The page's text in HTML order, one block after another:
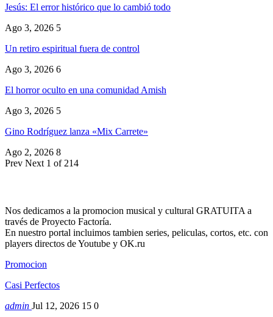
Jesús: El error histórico que lo cambió todo
Ago 3, 2026 5
Un retiro espiritual fuera de control
Ago 3, 2026 6
El horror oculto en una comunidad Amish
Ago 3, 2026 5
Gino Rodríguez lanza «Mix Carrete»
Ago 2, 2026 8
Prev Next 1 of 214
Nos dedicamos a la promocion musical y cultural GRATUITA a
través de Proyecto Factoría.
En nuestro portal incluimos tambien series, peliculas, cortos, etc. con
players directos de Youtube y OK.ru
Promocion
Casi Perfectos
admin Jul 12, 2026 15 0